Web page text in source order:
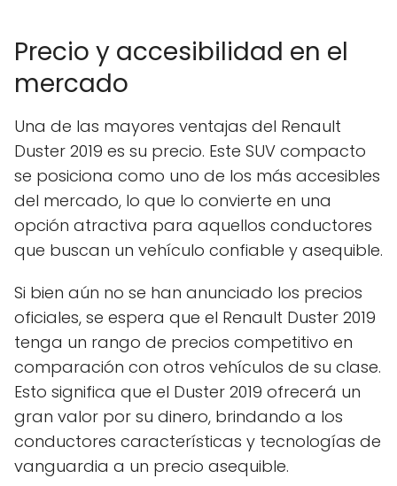
Precio y accesibilidad en el
mercado
Una de las mayores ventajas del Renault
Duster 2019 es su precio. Este SUV compacto
se posiciona como uno de los más accesibles
del mercado, lo que lo convierte en una
opción atractiva para aquellos conductores
que buscan un vehículo confiable y asequible.
Si bien aún no se han anunciado los precios
oficiales, se espera que el Renault Duster 2019
tenga un rango de precios competitivo en
comparación con otros vehículos de su clase.
Esto significa que el Duster 2019 ofrecerá un
gran valor por su dinero, brindando a los
conductores características y tecnologías de
vanguardia a un precio asequible.